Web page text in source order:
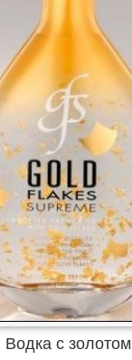
Водка с золотом